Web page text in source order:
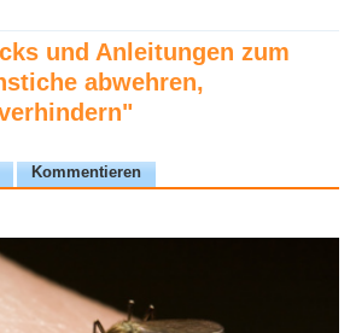
und Anleitungen zum
abwehren,
Kommentieren